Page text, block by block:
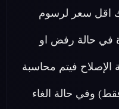
اقل سعر لرسوم
في حالة رفض او
الإصلاح فيتم محاسبة
وفي حالة الغاء